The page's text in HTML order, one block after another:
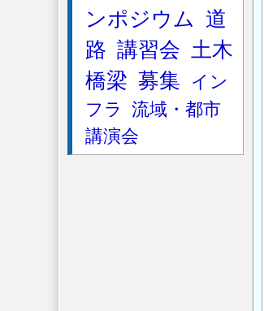
ンポジウム 道
路 講習会 土木
橋梁 募集
イン
フラ
流域・都市
講演会